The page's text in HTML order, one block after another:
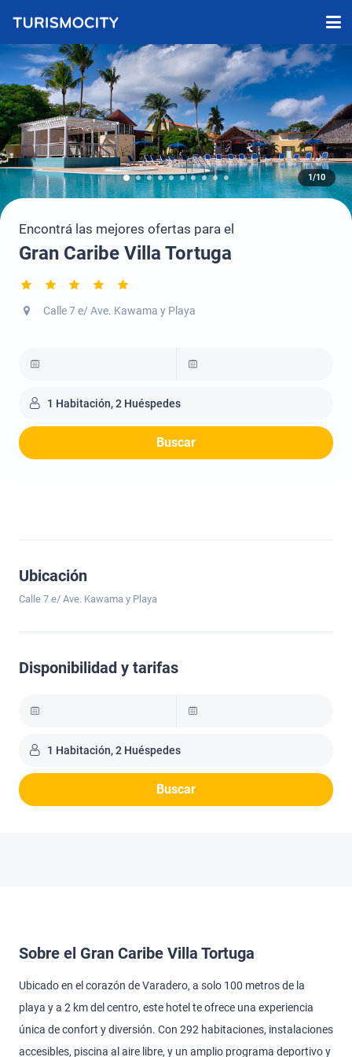
1/10
Encontrá las mejores ofertas para el
Gran Caribe Villa Tortuga
Calle 7 e/ Ave. Kawama y Playa
1 Habitación, 2 Huéspedes
Buscar
Ubicación
Calle 7 e/ Ave. Kawama y Playa
Disponibilidad y tarifas
1 Habitación, 2 Huéspedes
Buscar
Sobre el Gran Caribe Villa Tortuga
Ubicado en el corazón de Varadero, a solo 100 metros de la
playa y a 2 km del centro, este hotel te ofrece una experiencia
única de confort y diversión. Con 292 habitaciones, instalaciones
accesibles, piscina al aire libre, y un amplio programa deportivo y